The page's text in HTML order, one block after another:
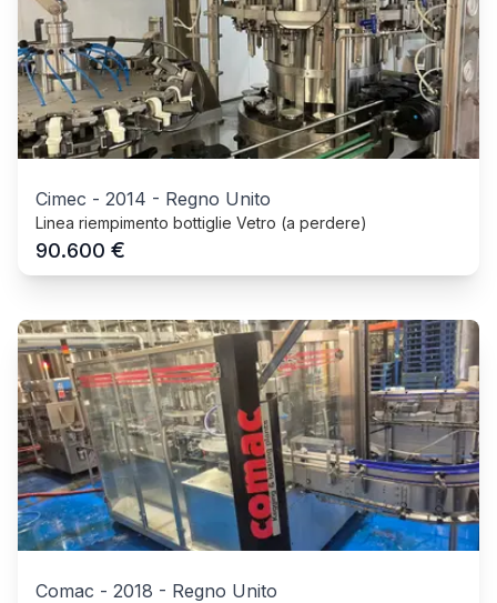
Cimec - 2014 - Regno Unito
Linea riempimento bottiglie Vetro (a perdere)
90.600 €
Comac - 2018 - Regno Unito